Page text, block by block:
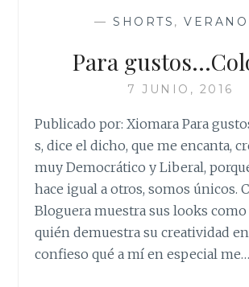
— SHORTS , VERANO
Para
7 JUNIO, 2016
Publicado por: Xiomara Para
s, dice el dicho, que me encanta,
muy Democrático y Liberal,
hace igual a otros, somos únicos.
Bloguera muestra sus looks como
quién demuestra su creatividad
confieso qué a mí en especial me…